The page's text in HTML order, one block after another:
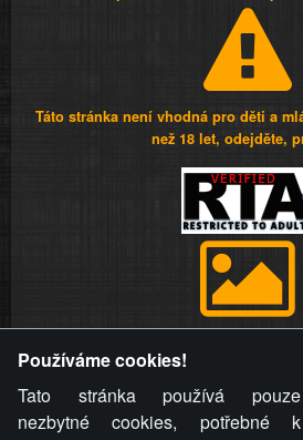
Táto stránka není vhodná pro děti a
než 18 let, odejděte,
videa a komentáře. Osoba, které se
stránky týče, ani osoba, která umístila
stránku, nemůže z důvodu odstranění
komentáře pro výše uvedenou
Používáme cookies!
Tato stránka používá pouze
nezbytné cookies, potřebné k